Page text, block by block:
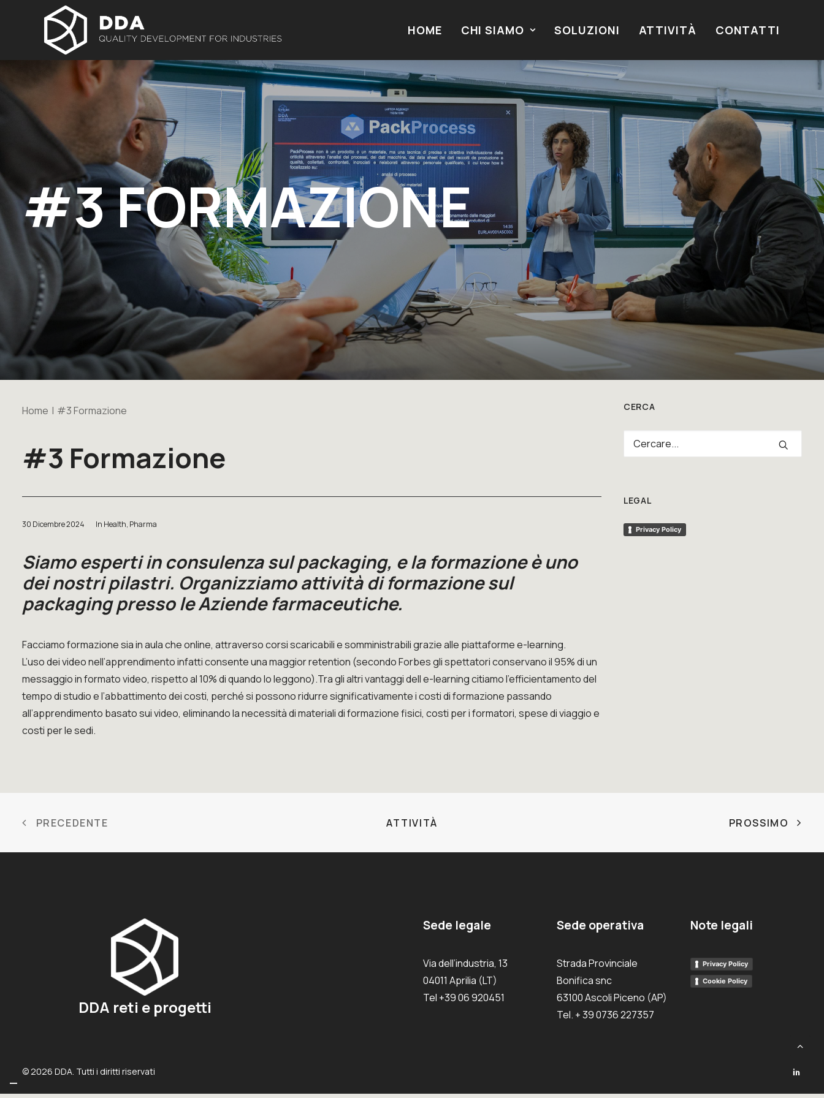
HOME CHI SIAMO SOLUZIONI ATTIVITÀ CONTATTI
#3 FORMAZIONE
Home #3 Formazione
#3 Formazione
30 Dicembre 2024 In Health, Pharma
Siamo esperti in consulenza sul packaging, e la formazione è uno
dei nostri pilastri. Organizziamo attività di formazione sul
packaging presso le Aziende farmaceutiche.
Facciamo formazione sia in aula che online, attraverso corsi scaricabili e somministrabili grazie alle piattaforme e-learning.
L’uso dei video nell’apprendimento infatti consente una maggior retention (secondo Forbes gli spettatori conservano il 95% di un
messaggio in formato video, rispetto al 10% di quando lo leggono).Tra gli altri vantaggi dell e-learning citiamo l’efficientamento del
tempo di studio e l’abbattimento dei costi, perché si possono ridurre significativamente i costi di formazione passando
all’apprendimento basato sui video, eliminando la necessità di materiali di formazione fisici, costi per i formatori, spese di viaggio e
costi per le sedi.
CERCA
LEGAL
Privacy Policy
PRECEDENTE ATTIVITÀ PROSSIMO
DDA reti e progetti
Sede legale
Via dell’industria, 13
04011 Aprilia (LT)
Tel +39 06 920451
Sede operativa
Strada Provinciale
Bonifica snc
63100 Ascoli Piceno (AP)
Tel. + 39 0736 227357
Note legali
Privacy Policy
Cookie Policy
© 2026 DDA. Tutti i diritti riservati